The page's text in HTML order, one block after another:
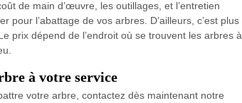
de main d’œuvre, les outillages, et l’entretien
l’abattage de vos arbres. D’ailleurs, c’est plus
prix dépend de l’endroit où se trouvent les arbres à
à votre service
votre arbre, contactez dès maintenant notre